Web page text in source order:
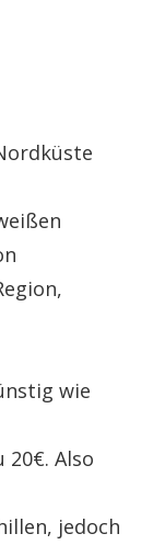
wie
20€. Also
jedoch